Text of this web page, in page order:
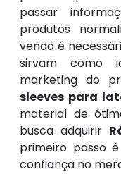
passar
produtos
venda é
sirvam como
marketing do
sleeves para
material de
busca adquirir
primeiro passo
confiança no